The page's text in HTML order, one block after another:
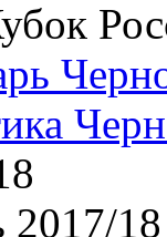
2017/18